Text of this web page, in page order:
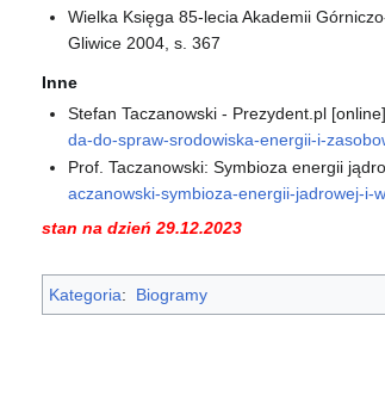
Wielka Księga 85-lecia Akademii
Gliwice 2004, s. 367
Inne
Stefan Taczanowski - Prezydent.pl
da-do-spraw-srodowiska-energii-i-
Prof. Taczanowski: Symbioza energii
aczanowski-symbioza-energii-jadrowej-i-
stan na dzień 29.12.2023
Kategoria: Biogramy